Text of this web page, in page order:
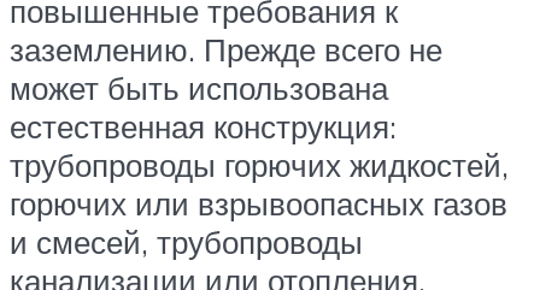
повышенные требования к
заземлению. Прежде всего не
может быть использована
естественная конструкция:
трубопроводы горючих жидкостей,
горючих или взрывоопасных газов
и смесей, трубопроводы
канализации или отопления.